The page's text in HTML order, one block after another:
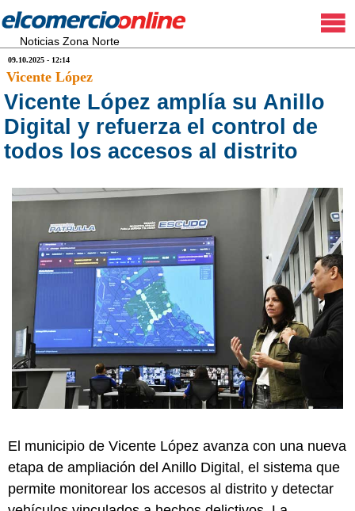
Noticias Zona Norte
09.10.2025 - 12:14
Vicente López
Vicente López amplía su Anillo
Digital y refuerza el control de
todos los accesos al distrito
El municipio de Vicente López avanza con una nueva
etapa de ampliación del Anillo Digital, el sistema que
permite monitorear los accesos al distrito y detectar